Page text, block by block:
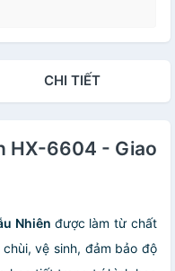
CHI TIẾT
HX-6604 - Giao
Nhiên được làm từ chất
vệ sinh, đảm bảo độ